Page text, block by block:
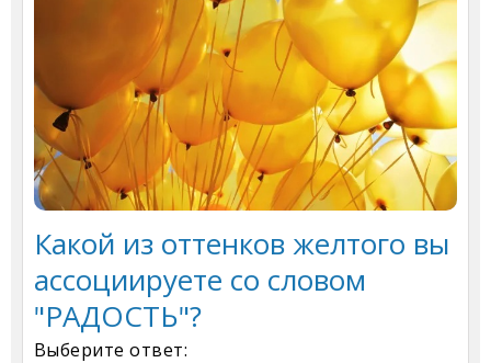
Какой из оттенков желтого вы
ассоциируете со словом
"РАДОСТЬ"?
Выберите ответ: